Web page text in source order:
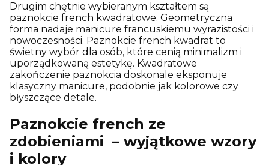
Drugim chętnie wybieranym kształtem są
paznokcie french kwadratowe. Geometryczna
forma nadaje manicure francuskiemu wyrazistości i
nowoczesności. Paznokcie french kwadrat to
świetny wybór dla osób, które cenią minimalizm i
uporządkowaną estetykę. Kwadratowe
zakończenie paznokcia doskonale eksponuje
klasyczny manicure, podobnie jak kolorowe czy
błyszczące detale.
Paznokcie french ze
zdobieniami – wyjątkowe wzory
i kolory